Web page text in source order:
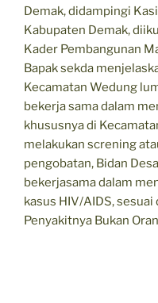
Demak, didampingi
Kabupaten Demak,
Kader Pembangunan
Bapak sekda
Kecamatan Wedung
bekerja sama dalam
khususnya di
melakukan screning
pengobatan, Bidan
bekerjasama dalam
kasus HIV/AIDS, sesuai
Penyakitnya Bukan